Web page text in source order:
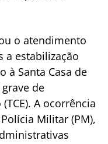
o atendimento
a estabilização
à Santa Casa de
de
A ocorrência
Militar (PM),